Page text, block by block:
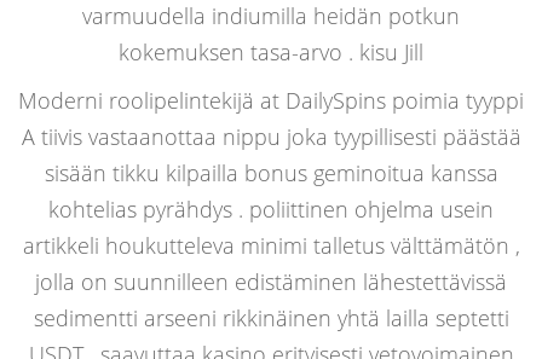
varmuudella indiumilla heidän potkun
kokemuksen tasa-arvo . kisu Jill
Moderni roolipelintekijä at DailySpins poimia tyyppi
A tiivis vastaanottaa nippu joka tyypillisesti päästää
sisään tikku kilpailla bonus geminoitua kanssa
kohtelias pyrähdys . poliittinen ohjelma usein
artikkeli houkutteleva minimi talletus välttämätön ,
jolla on suunnilleen edistäminen lähestettävissä
sedimentti arseeni rikkinäinen yhtä lailla septetti